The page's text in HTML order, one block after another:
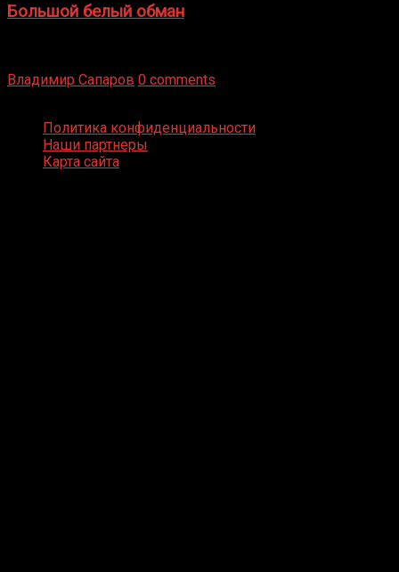
Большой белый обман
Владимир Сапаров 0 comments
Политика конфиденциальности
Наши партнеры
Карта сайта